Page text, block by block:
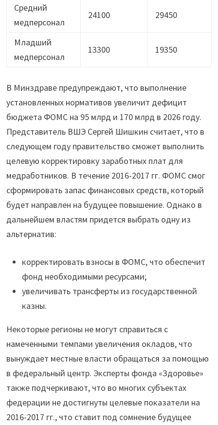
Средний
медперсонал
24100 29450
Младший
медперсонал
13300 19350
В Минздраве предупреждают, что выполнение
установленных нормативов увеличит дефицит
бюджета ФОМС на 95 млрд и 170 млрд в 2026 году.
Представитель ВШЭ Сергей Шишкин считает, что в
следующем году правительство сможет выполнить
целевую корректировку заработных плат для
медработников. В течение 2016-2017 гг. ФОМС смог
сформировать запас финансовых средств, который
будет направлен на будущее повышение. Однако в
дальнейшем властям придется выбрать одну из
альтернатив:
корректировать взносы в ФОМС, что обеспечит
фонд необходимыми ресурсами;
увеличивать трансферты из государственной
казны.
Некоторые регионы не могут справиться с
намеченными темпами увеличения окладов, что
вынуждает местные власти обращаться за помощью
в федеральный центр. Эксперты фонда «Здоровье»
также подчеркивают, что во многих субъектах
федерации не достигнуты целевые показатели на
2016-2017 гг., что ставит под сомнение будущее